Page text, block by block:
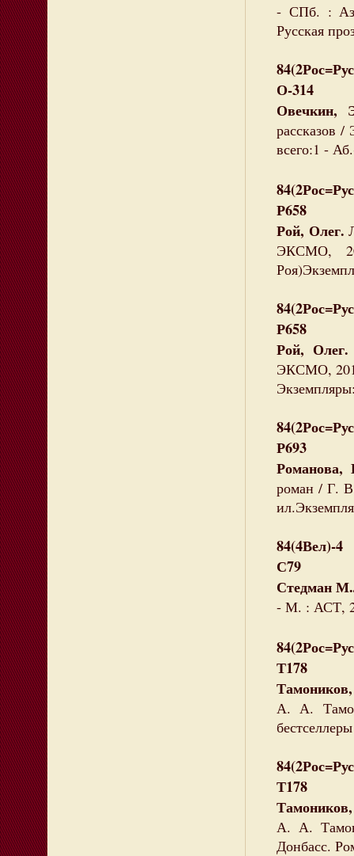
- СПб. :
Русская
О-314
Овечкин,
рассказов
всего:1 -
Р658
Рой, Олег.
ЭКСМО,
Р658
Рой, Олег.
ЭКСМО,
Р693
Романова,
роман / Г.
84(4Вел)-4
С79
Стедман
- М. : АСТ,
Т178
А. А.
Т178
А. А.
Донбасс.